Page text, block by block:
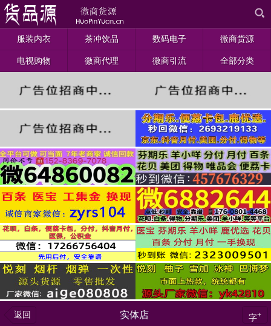
服装内衣 茶冲饮品 数码电子 微商货源
电视购物 微商代理 微商引流 全部分类
返回 实体店 字+